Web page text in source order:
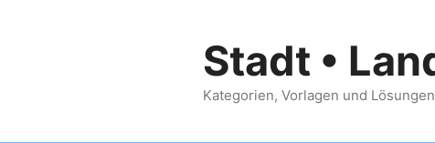
Stadt •
Kategorien, Vorlagen und